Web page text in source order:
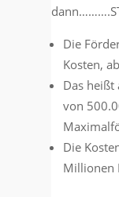
Die
Kosten,
Das heißt
von
Die
Millionen